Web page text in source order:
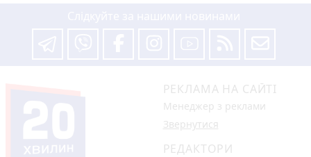
РЕКЛАМА НА САЙТІ
Менеджер з реклами
Звернутися
РЕДАКТОРИ